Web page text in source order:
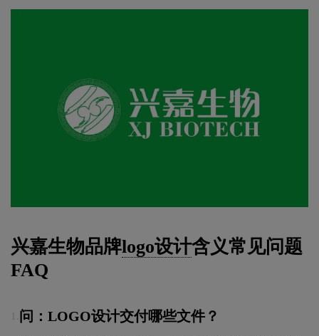
兴嘉生物品牌logo设计含义常见问题
FAQ
问：LOGO设计交付哪些文件？